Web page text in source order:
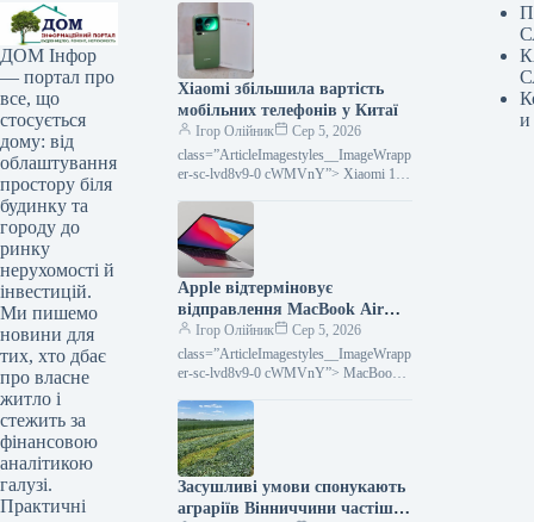
ДОМ Інфор
— портал про
все, що
стосується
дому: від
облаштування
простору біля
будинку та
городу до
ринку
нерухомості й
інвестицій.
Ми пишемо
новини для
тих, хто дбає
про власне
житло і
стежить за
фінансовою
аналітикою
галузі.
Практичні
Xiaomi збільшила вартість
мобільних телефонів у Китаї
Ігор Олійник
Сер 5, 2026
class=”ArticleImagestyles__ImageWrapp
er-sc-lvd8v9-0 cWMVnY”> Xiaomi 17
гігант Xiaomi, починаючи з 2 серпня,
запровадив нові, вищі ціни
Apple відтерміновує
відправлення MacBook Air
через нестачу мікросхем
пам’яті
Ігор Олійник
Сер 5, 2026
class=”ArticleImagestyles__ImageWrapp
er-sc-lvd8v9-0 cWMVnY”> MacBook
мікросхем пам’яті Apple зіткнулася з
обмеженою кількістю MacBook Air.
Засушливі умови спонукають
аграріїв Вінниччини частіше
и